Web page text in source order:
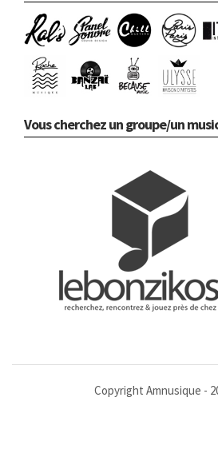
Vous cherchez un groupe/un
Copyright Amnusique -